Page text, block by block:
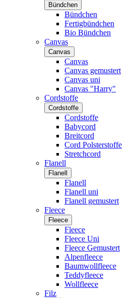
Bündchen
Bündchen
Fertigbündchen
Bio Bündchen
Canvas
Canvas
Canvas
Canvas gemustert
Canvas uni
Canvas "Harry"
Cordstoffe
Cordstoffe
Cordstoffe
Babycord
Breitcord
Cord Polsterstoffe
Stretchcord
Flanell
Flanell
Flanell
Flanell uni
Flanell gemustert
Fleece
Fleece
Fleece
Fleece Uni
Fleece Gemustert
Alpenfleece
Baumwollfleece
Teddyfleece
Wollfleece
Filz